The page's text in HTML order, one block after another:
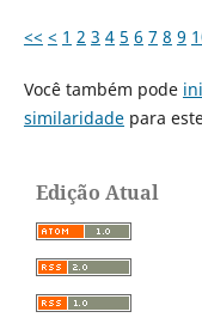
<< < 1 2 3 4 5 6 7 8 9
Você também pode
similaridadepara
Edição Atual